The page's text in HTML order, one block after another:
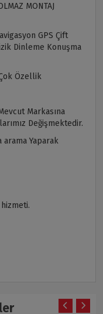
MONTAJ
GPS Çift
Dinleme Konuşma
Özellik
Markasına
Değişmektedir.
Yaparak